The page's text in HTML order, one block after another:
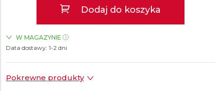
Dodaj do koszyka
W MAGAZYNIE
ZEGARKI.PL Blue City Warszawa
ZEGARKI.PL Sky Tower Wrocław
TAK
Data dostawy: 1-2 dni
Pokrewne produkty